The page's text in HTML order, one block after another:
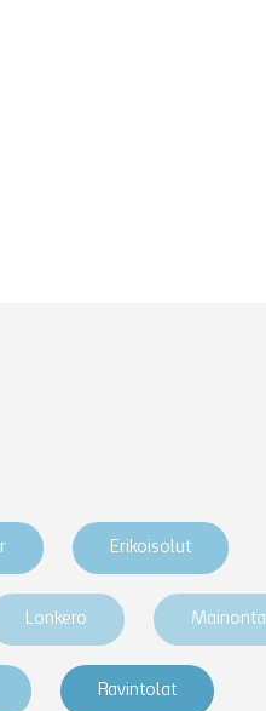
Erikoisolut
Lonkero Mainonta
Ravintolat